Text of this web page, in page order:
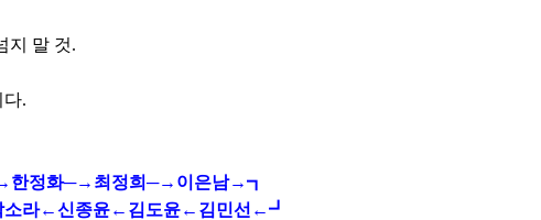
지 말 것.
다.
정화─→최정희─→이은남→┓
라←신종윤←김도윤←김민선←┛